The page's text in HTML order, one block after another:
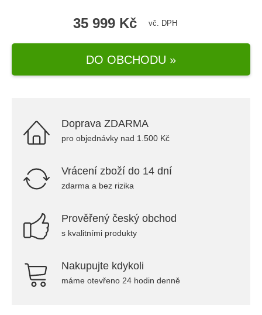
35 999 Kč vč. DPH
DO OBCHODU »
Doprava ZDARMA
pro objednávky nad 1.500 Kč
Vrácení zboží do 14 dní
zdarma a bez rizika
Prověřený český obchod
s kvalitními produkty
Nakupujte kdykoli
máme otevřeno 24 hodin denně